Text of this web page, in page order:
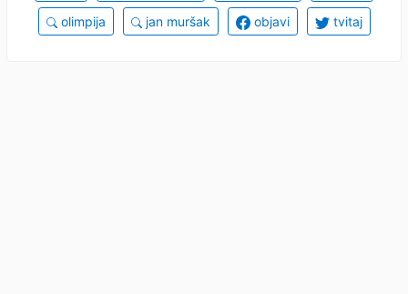
olimpija jan muršak objavi tvitaj